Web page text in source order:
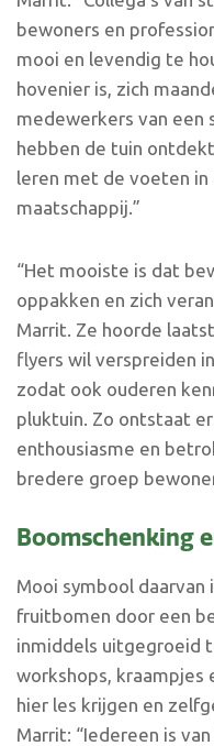
bewoners en
mooi en levendig te
hovenier is, zich
medewerkers van een
hebben de tuin
leren met de voeten in
maatschappij.”
“Het mooiste is dat
oppakken en zich
Marrit. Ze hoorde
flyers wil verspreiden
zodat ook ouderen
pluktuin. Zo ontstaat
enthousiasme en
bredere groep
Boomschenking
Mooi symbool daarvan
fruitbomen door een
inmiddels uitgegroeid
workshops, kraampjes
hier les krijgen en
Marrit: “Iedereen is